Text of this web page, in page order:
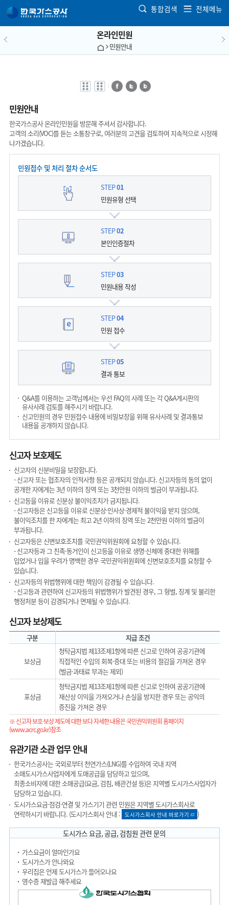
통합검색 전체메뉴
온라인민원
민원안내
전자점자
바로보기
전자점자
다운로드
페이스북트위터블로그
민원안내
한국가스공사 온라인민원을 방문해 주셔서 감사합니다.
고객의 소리(VOC)를 듣는 소통창구로, 여러분의 고견을 검토하여 지속적으로 시정해
나가겠습니다.
민원접수 및 처리 절차 순서도
STEP01
민원유형 선택
STEP02
본인인증절차
STEP03
민원내용 작성
STEP04
민원 접수
STEP05
결과 통보
Q&A를 이용하는 고객님께서는 우선 FAQ의 사례 또는 각 Q&A게시판의
유사사례 검토를 해주시기 바랍니다.
신고민원의 경우 민원접수 내용에 비밀보장을 위해 유사사례 및 결과통보
내용을 공개하지 않습니다.
신고자 보호제도
신고자의 신분비밀을 보장합니다.
- 신고자 또는 협조자의 인적사항 등은 공개되지 않습니다. 신고자등의 동의 없이
공개한 자에게는 3년 이하의 징역 또는 3천만원 이하의 벌금이 부과됩니다.
신고등을 이유로 신분상 불이익조치가 금지됩니다.
- 신고자등은 신고등을 이유로 신분상·인사상·경제적 불이익을 받지 않으며,
불이익조치를 한 자에게는 최고 2년 이하의 징역 또는 2천만원 이하의 벌금이
부과됩니다.
신고자등은 신변보호조치를 국민권익위원회에 요청할 수 있습니다.
- 신고자등과 그 친족·동거인이 신고등을 이유로 생명·신체에 중대한 위해를
입었거나 입을 우려가 명백한 경우 국민권익위원회에 신변보호조치를 요청할 수
있습니다.
신고자등의 위법행위에 대한 책임이 감경될 수 있습니다.
- 신고등과 관련하여 신고자등의 위법행위가 발견된 경우, 그 형벌, 징계 및 불리한
행정처분 등이 감경되거나 면제될 수 있습니다.
신고자 보상제도
구분 지급 조건
보상금
청탁금지법 제13조제1항에 따른 신고로 인하여 공공기관에
직접적인 수입의 회복·증대 또는 비용의 절감을 가져온 경우
(벌금·과태료 부과는 제외)
포상금
청탁금지법 제13조제1항에 따른 신고로 인하여 공공기관에
재산상 이익을 가져오거나 손실을 방지한 경우 또는 공익의
증진을 가져온 경우
※ 신고자 보호·보상 제도에 대한 보다 자세한 내용은 국민권익위원회 홈페이지
(www.acrc.go.kr)참조
유관기관 소관 업무 안내
한국가스공사는 국외로부터 천연가스(LNG)를 수입하여 국내 지역
소매도시가스사업자에게 도매공급을 담당하고 있으며,
최종소비자에 대한 소매공급(요금, 검침, 배관건설 등)은 지역별 도시가스사업자가
담당하고 있습니다.
도시가스요금·점검·연결 및 가스기기 관련 민원은 지역별 도시가스회사로
연락하시기 바랍니다. (도시가스회사 안내 :
도시가스회사 안내 바로가기 )
도시가스 요금, 공급, 검침원 관련 문의
가스요금이 얼마인가요
도시가스가 안나와요
우리집은 언제 도시가스가 들어오나요
영수증 재발급 해주세요